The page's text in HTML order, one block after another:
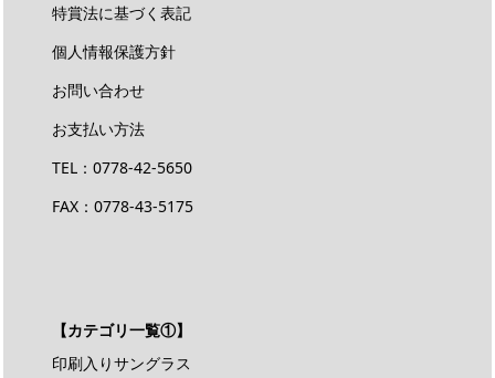
特賞法に基づく表記
個人情報保護方針
お問い合わせ
お支払い方法
TEL：0778-42-5650
FAX：0778-43-5175
【カテゴリ一覧①】
印刷入りサングラス